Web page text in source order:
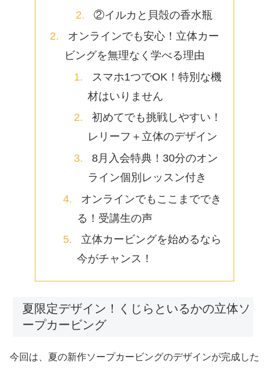
②イルカと貝殻の香水瓶
オンラインでも安心！立体カー
ビングを無理なく学べる理由
スマホ1つでOK！特別な機
材はいりません
初めてでも挑戦しやすい！
レリーフ＋立体のデザイン
8月入会特典！30分のオン
ライン個別レッスン付き
オンラインでもここまででき
る！受講生の声
立体カービングを始めるなら
今がチャンス！
夏限定デザイン！くじらといるかの立体ソ
ープカービング
今回は、夏の新作ソープカービングのデザインが完成した